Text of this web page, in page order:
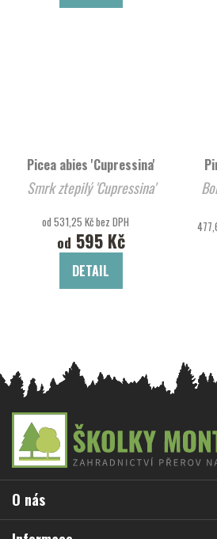
Picea abies 'Cupressina'
Smrk ztepilý 'Cupressina'
od 531,25 Kč bez DPH
od 595 Kč
DETAIL
a
í
O nás